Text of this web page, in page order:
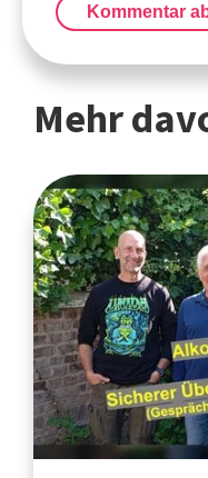
Kommentar
Mehr